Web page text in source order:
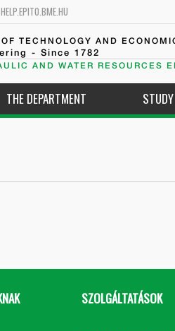
HELP.EPITO.BME.HU
TECHNOLOGY AND
- Since 1782
AND WATER RESOURCES
THE DEPARTMENT STUDY
SZOLGÁLTATÁSOK